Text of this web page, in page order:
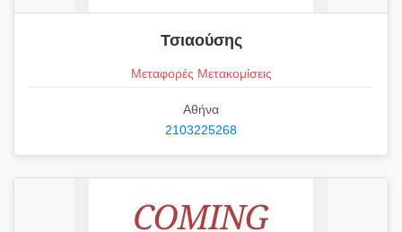
Τσιαούσης
Μεταφορές Μετακομίσεις
Αθήνα
2103225268